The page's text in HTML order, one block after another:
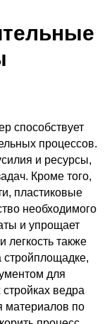
способствует
процессов.
и ресурсы,
Кроме того,
пластиковые
необходимого
и упрощает
легкость также
для
ведра
материалов по